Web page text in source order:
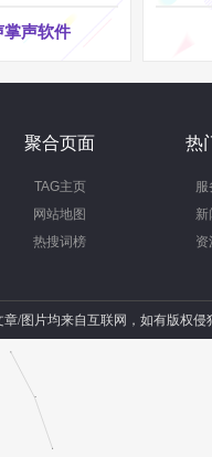
掌声软件
聚合页面
TAG主页
网站地图
热搜词榜
热
服
新
资
章/图片均来自互联网，如有版权